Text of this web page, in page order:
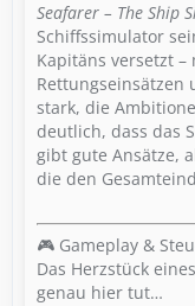
Seafarer – The Ship
Schiffssimulator
Kapitäns versetzt
Rettungseinsätzen
stark, die
deutlich, dass das
gibt gute Ansätze,
die den
🎮 Gameplay &
Das Herzstück
genau hier tut…